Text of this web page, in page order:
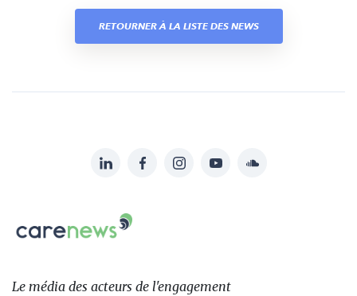
RETOURNER À LA LISTE DES NEWS
sur:
LinkedInFacebookInstagramYouTubeSoundcloud
Carenews,
Le
des
Le média des acteurs de l'engagement